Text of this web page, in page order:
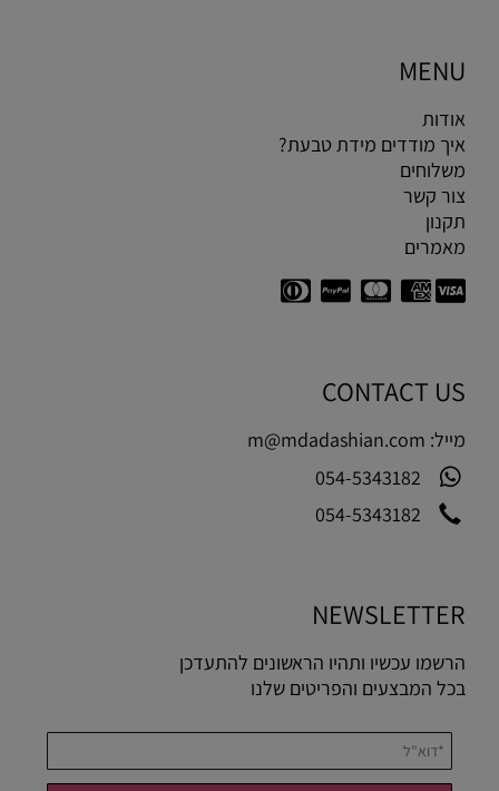
MENU
אודות
איך מודדים מידת טבעת?
משלוחים
צור קשר
תקנון
מאמרים
CONTACT US
מייל: m@mdadashian.com
054-5343182
054-5343182
NEWSLETTER
הרשמו עכשיו ותהיו הראשונים להתעדכן
בכל המבצעים והפריטים שלנו